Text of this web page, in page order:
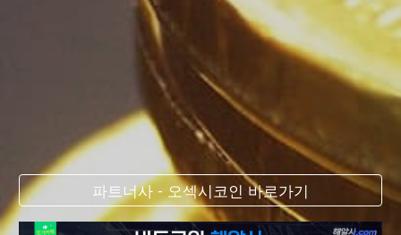
파트너사 - 오섹시코인 바로가기